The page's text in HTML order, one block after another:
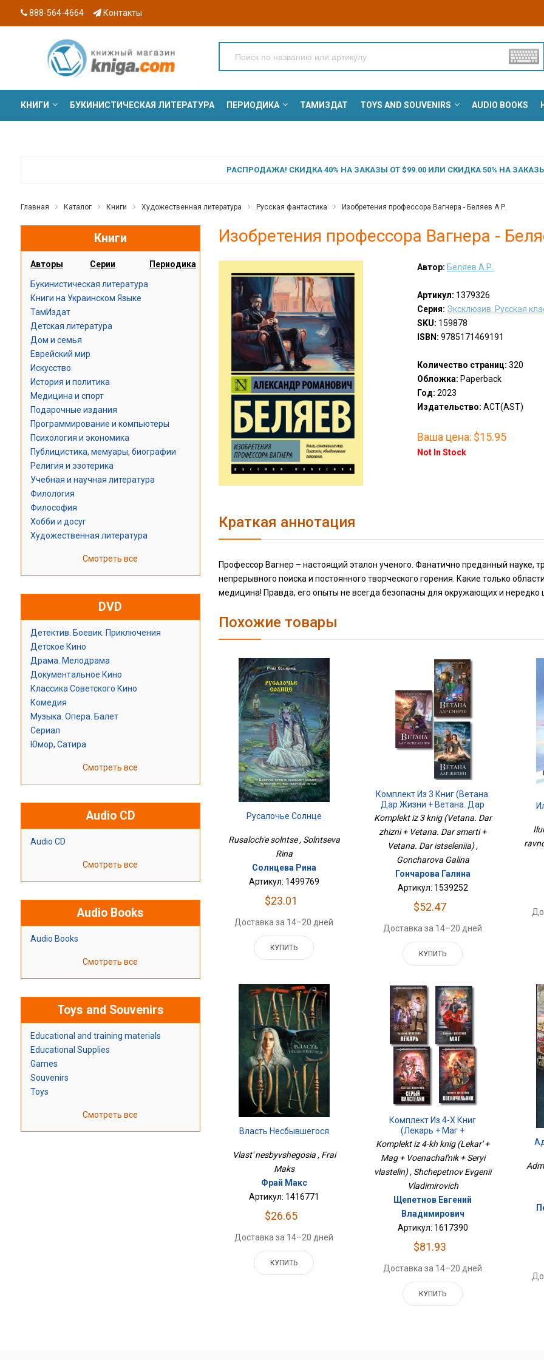
888-564-4664 Контакты
КНИГИ БУКИНИСТИЧЕСКАЯ ЛИТЕРАТУРА ПЕРИОДИКА ТАМИЗДАТ TOYS AND SOUVENIRS AUDIO BOOKS
РАСПРОДАЖА! СКИДКА 40% НА ЗАКАЗЫ ОТ $99.00 ИЛИ СКИДКА 50% НА ЗАКАЗЫ
Главная Каталог Книги Художественная литература Русская фантастика Изобретения профессора Вагнера - Беляев А.Р.
Книги
Авторы Серии Периодика
Букинистическая литература
Книги на Украинском Языке
ТамИздат
Детская литература
Дом и семья
Еврейский мир
Искусство
История и политика
Медицина и спорт
Подарочные издания
Программирование и компьютеры
Психология и экономика
Публицистика, мемуары, биографии
Религия и эзотерика
Учебная и научная литература
Филология
Философия
Хобби и досуг
Художественная литература
Смотреть все
DVD
Детектив. Боевик. Приключения
Детское Кино
Драма. Мелодрама
Документальное Кино
Классика Советского Кино
Комедия
Музыка. Опера. Балет
Сериал
Юмор, Сатира
Смотреть все
Audio CD
Audio CD
Смотреть все
Audio Books
Audio Books
Смотреть все
Toys and Souvenirs
Educational and training materials
Educational Supplies
Games
Souvenirs
Toys
Смотреть все
Изобретения профессора Вагнера -
Автор: Беляев А.Р.
Артикул: 1379326
Серия: Эксклюзив: Русская
SKU: 159878
ISBN: 9785171469191
Количество страниц: 320
Обложка: Paperback
Год: 2023
Издательство: АСТ(AST)
Ваша цена: $15.95
Not In Stock
Краткая аннотация
Профессор Вагнер – настоящий эталон ученого. Фанатично преданный
непрерывного поиска и постоянного творческого горения. Какие только
медицина! Правда, его опыты не всегда безопасны для окружающих и
Похожие товары
Русалочье Солнце
Rusaloch'e solntse , Solntseva
Rina
Солнцева Рина
Артикул: 1499769
$23.01
Доставка за 14–20 дней
КУПИТЬ
Комплект Из 3 Книг (Ветана.
Дар Жизни + Ветана. Дар
Смерти + Ветана. Дар
Исцеления)
Komplekt iz 3 knig (Vetana. Dar
zhizni + Vetana. Dar smerti +
Vetana. Dar istseleniia) ,
Goncharova Galina
Гончарова Галина
Артикул: 1539252
$52.47
Доставка за 14–20 дней
КУПИТЬ
Власть Несбывшегося
Vlast' nesbyvshegosia , Frai
Maks
Фрай Макс
Артикул: 1416771
$26.65
Доставка за 14–20 дней
КУПИТЬ
Комплект Из 4-Х Книг
(Лекарь + Маг +
Военачальник + Серый
Властелин)
Komplekt iz 4-kh knig (Lekar' +
Mag + Voenachal'nik + Seryi
vlastelin) , Shchepetnov Evgenii
Vladimirovich
Щепетнов Евгений
Владимирович
Артикул: 1617390
$81.93
Доставка за 14–20 дней
КУПИТЬ